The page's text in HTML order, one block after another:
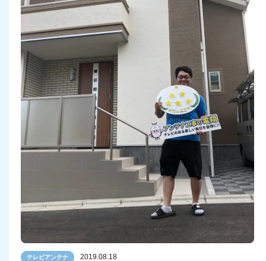
テレビアンテナ 2019.08.18